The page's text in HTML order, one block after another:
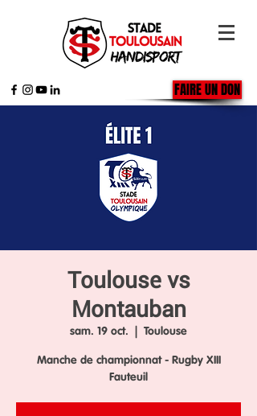
FAIRE UN DON
Toulouse vs
Montauban
sam. 19 oct. Toulouse
Manche de championnat - Rugby XIII
Fauteuil